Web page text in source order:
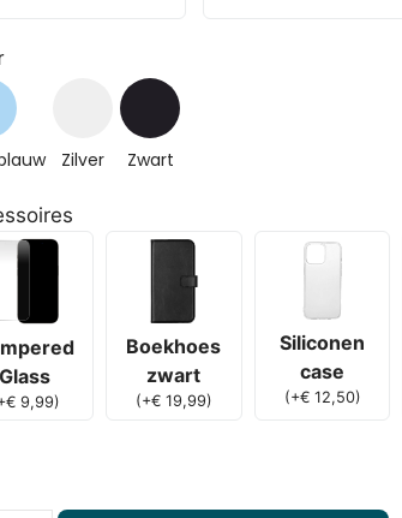
Zilver Zwart
Glass
€9,99)
Boekhoes
zwart
(+€19,99)
Siliconen
case
(+€12,50)